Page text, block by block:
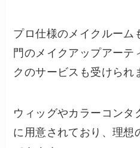
プロ仕様のメイクルーム
門のメイクアップアーテ
クのサービスも受けられ
ウィッグやカラーコンタ
に用意されており、理想